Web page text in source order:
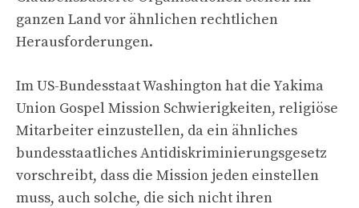
ganzen Land vor ähnlichen rechtlichen
Herausforderungen.
Im US-Bundesstaat Washington hat die Yakima
Union Gospel Mission Schwierigkeiten, religiöse
Mitarbeiter einzustellen, da ein ähnliches
bundesstaatliches Antidiskriminierungsgesetz
vorschreibt, dass die Mission jeden einstellen
muss, auch solche, die sich nicht ihren